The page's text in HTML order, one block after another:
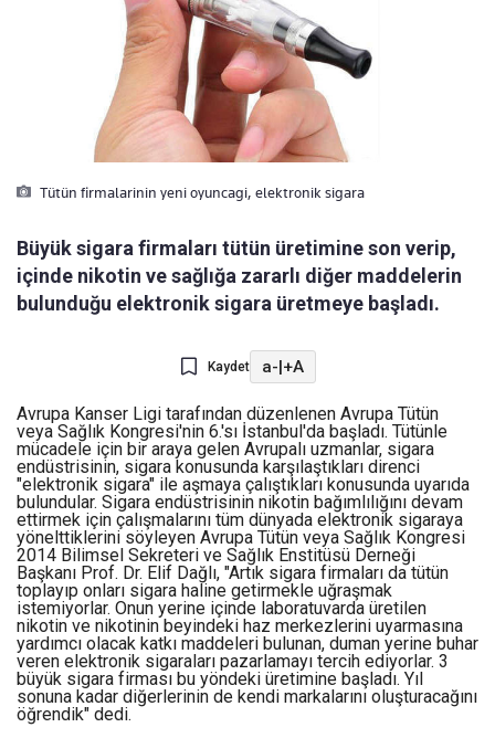
Tütün firmalarinin yeni oyuncagi, elektronik sigara
Büyük sigara firmaları tütün üretimine son verip,
içinde nikotin ve sağlığa zararlı diğer maddelerin
bulunduğu elektronik sigara üretmeye başladı.
Kaydet a-|+A
Avrupa Kanser Ligi tarafından düzenlenen Avrupa Tütün
veya Sağlık Kongresi'nin 6.'sı İstanbul'da başladı. Tütünle
mücadele için bir araya gelen Avrupalı uzmanlar, sigara
endüstrisinin, sigara konusunda karşılaştıkları direnci
"elektronik sigara" ile aşmaya çalıştıkları konusunda uyarıda
bulundular. Sigara endüstrisinin nikotin bağımlılığını devam
ettirmek için çalışmalarını tüm dünyada elektronik sigaraya
yönelttiklerini söyleyen Avrupa Tütün veya Sağlık Kongresi
2014 Bilimsel Sekreteri ve Sağlık Enstitüsü Derneği
Başkanı Prof. Dr. Elif Dağlı, "Artık sigara firmaları da tütün
toplayıp onları sigara haline getirmekle uğraşmak
istemiyorlar. Onun yerine içinde laboratuvarda üretilen
nikotin ve nikotinin beyindeki haz merkezlerini uyarmasına
yardımcı olacak katkı maddeleri bulunan, duman yerine buhar
veren elektronik sigaraları pazarlamayı tercih ediyorlar. 3
büyük sigara firması bu yöndeki üretimine başladı. Yıl
sonuna kadar diğerlerinin de kendi markalarını oluşturacağını
öğrendik" dedi.